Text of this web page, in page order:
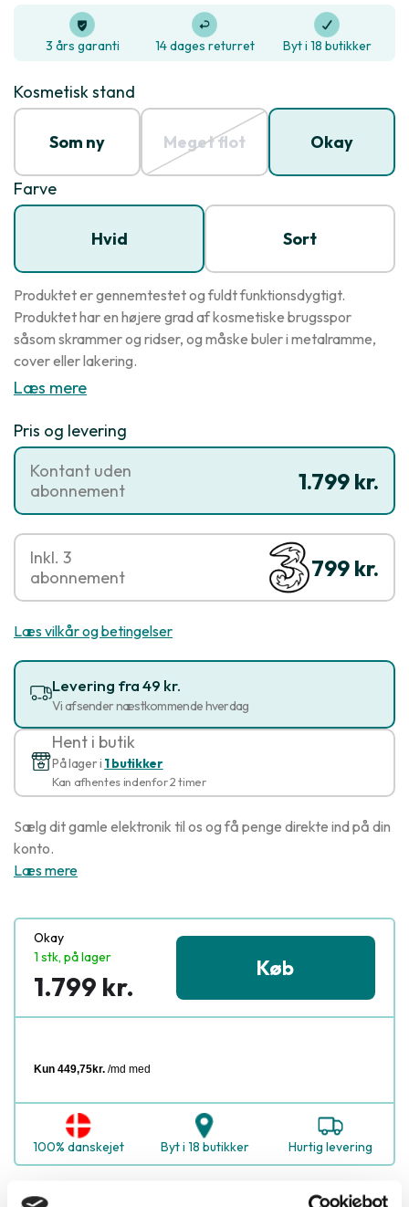
3 års garanti 14 dages returret Byt i 18 butikker
Kosmetisk stand
Som ny Meget flot Okay
Farve
Hvid Sort
Produktet er gennemtestet og fuldt funktionsdygtigt.
Produktet har en højere grad af kosmetiske brugsspor
såsom skrammer og ridser, og måske buler i metalramme,
cover eller lakering.
Læs mere
Pris og levering
1.799 kr.
Kontant uden
abonnement
799 kr.
Inkl. 3
abonnement
Læs vilkår og betingelser
Levering fra 49 kr.
Vi afsender næstkommende hverdag
Hent i butik
På lager i 1 butikker
Kan afhentes indenfor 2 timer
Sælg dit gamle elektronik til os og få penge direkte ind på din
konto.
Læs mere
Okay
1 stk, på lager
1.799 kr.
Køb
100% danskejet Byt i 18 butikker Hurtig levering